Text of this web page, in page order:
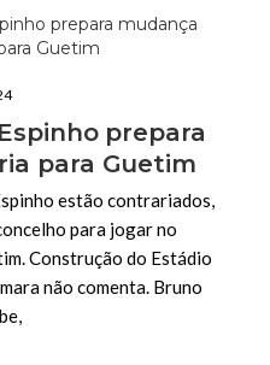
prepara
para Guetim
estão contrariados,
para jogar no
Construção do Estádio
não comenta. Bruno